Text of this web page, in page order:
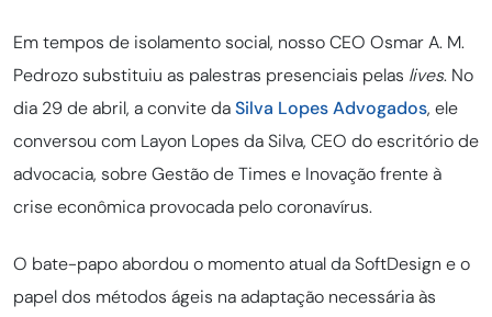
Em tempos de isolamento social, nosso CEO Osmar A. M.
Pedrozo substituiu as palestras presenciais pelas lives. No
dia 29 de abril, a convite daSilva Lopes Advogados, ele
conversou com Layon Lopes da Silva, CEO do escritório de
advocacia, sobre Gestão de Times e Inovação frente à
crise econômica provocada pelo coronavírus.
O bate-papo abordou o momento atual da SoftDesign e o
papel dos métodos ágeis na adaptação necessária às